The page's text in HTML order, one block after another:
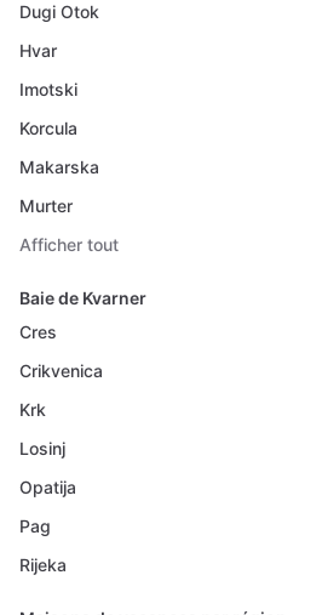
Dugi Otok
Hvar
Imotski
Korcula
Makarska
Murter
Afficher tout
Baie de Kvarner
Cres
Crikvenica
Krk
Losinj
Opatija
Pag
Rijeka